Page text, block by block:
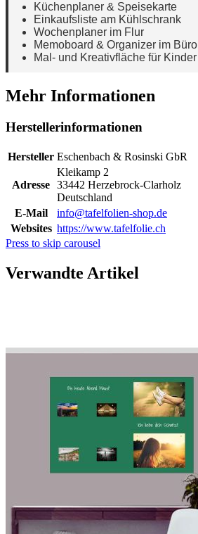
Küchenplaner & Speisekarte
Einkaufsliste am Kühlschrank
Wochenplaner im Flur
Memoboard & Organizer im Büro
Mal- und Kreativfläche für Kinder
Mehr Informationen
Herstellerinformationen
Hersteller Eschenbach & Rosinski GbR
Adresse
Kleikamp 2
33442 Herzebrock-Clarholz
Deutschland
E-Mail
info@tafelfolien-shop.de
Websites https://www.tafelfolie.ch
Press to skip carousel
Verwandte Artikel